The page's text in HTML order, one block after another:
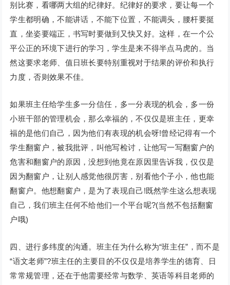
别比赛，看哪两大组的纪律好。纪律好的要求，要让每一个
学生都明确，不能讲话，不能下位置，不能调头，腰杆要挺
直，坐姿要端正，书写时要做到又快又好。这样，在一个公
平公正的环境下进行的学习，学生是来不得半点马虎的。当
然这要求老师、值日班长要特别重视对于结果的评价和执行
力度，否则效果不佳。
如果班主任给学生多一分信任，多一分表现的机会，多一份
小班干部的管理机会，那么幸福的，不仅仅是班主任，更幸
福的是他们自己，因为他们有表现的机会呀!曾经记得有一个
学生翻窗户，被我批评，叫他写检讨，让他写一写翻窗户的
危害和翻窗户的原因，没想到他竟在原因里告诉我，仅仅是
因为翻窗户，让别人感觉他很厉害，别看他个子小，他也能
翻窗户。他想翻窗户，是为了表现自己!既然学生这么想表现
自己，我们班主任何不给他们一个平台呢?(当然不包括翻窗
户哦)
四、进行多纬度的沟通。班主任为什么称为“班主任”，而不是
“语文老师”?班主任的主要目的不仅仅是培养学生的德育、日
常常规管理，还在于他需要经常与数学、英语等科目老师的